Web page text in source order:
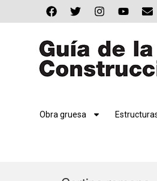
Obra gruesa